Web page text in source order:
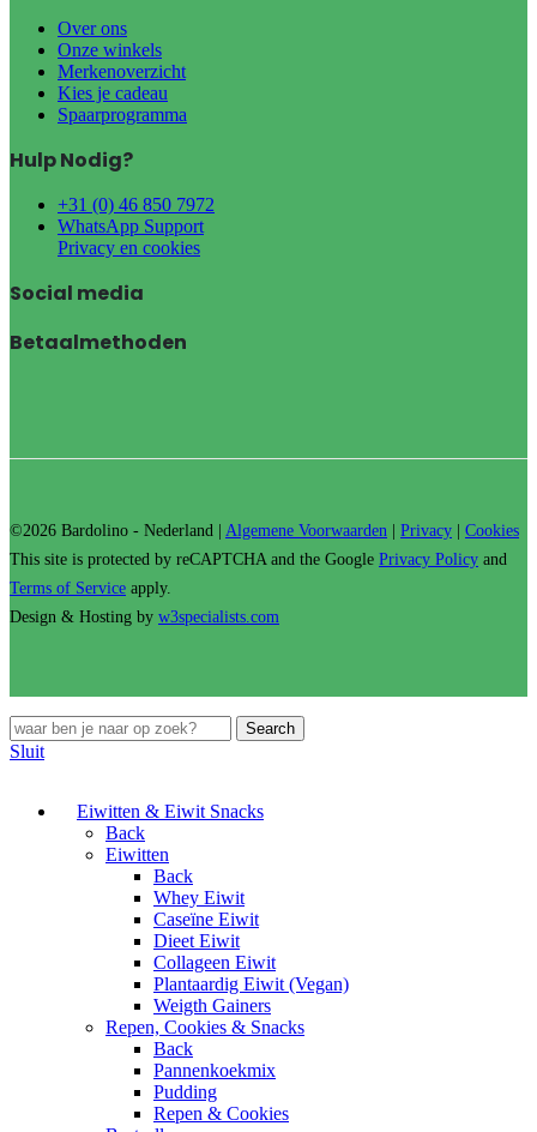
Over ons
Onze winkels
Merkenoverzicht
Kies je cadeau
Spaarprogramma
Hulp Nodig?
+31 (0) 46 850 7972
WhatsApp Support
Privacy en cookies
Social media
Betaalmethoden
©2026 Bardolino - Nederland | Algemene Voorwaarden Privacy
Cookies
This site is protected by reCAPTCHA and the Google Privacy Policy and
Terms of Service apply.
Design & Hosting by w3specialists.com
Search
Sluit
Eiwitten & Eiwit Snacks
Back
Eiwitten
Back
Whey Eiwit
Caseïne Eiwit
Dieet Eiwit
Collageen Eiwit
Plantaardig Eiwit (Vegan)
Weigth Gainers
Repen, Cookies & Snacks
Back
Pannenkoekmix
Pudding
Repen & Cookies